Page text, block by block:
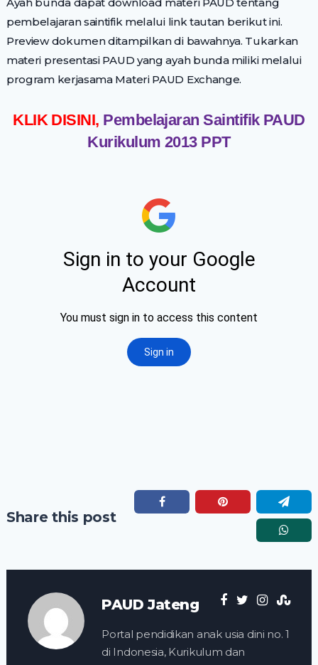
pembelajaran saintifik melalui link tautan berikut ini.
Preview dokumen ditampilkan di bawahnya. Tukarkan
materi presentasi PAUD yang ayah bunda miliki melalui
program kerjasama Materi PAUD Exchange.
KLIK DISINI, Pembelajaran Saintifik PAUD
Kurikulum 2013 PPT
Share this post
PAUD Jateng
Portal pendidikan anak usia dini no. 1
di Indonesia, Kurikulum dan